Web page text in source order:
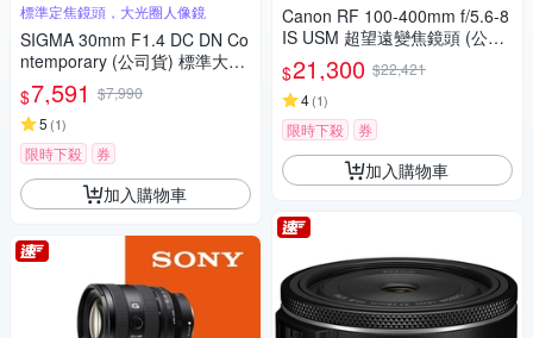
標準定焦鏡頭，大光圈人像鏡
SIGMA 30mm F1.4 DC DN Co
ntemporary (公司貨) 標準大光
圈定焦鏡頭 人像鏡 APS-C 無反
微單眼專用鏡頭
$7,591 $7,990
5 (1)
限時下殺 券
加入購物車
Canon RF 100-400mm f/5.6-8
IS USM 超望遠變焦鏡頭 (公司
貨)
$21,300 $22,421
4(1)
限時下殺 券
加入購物車